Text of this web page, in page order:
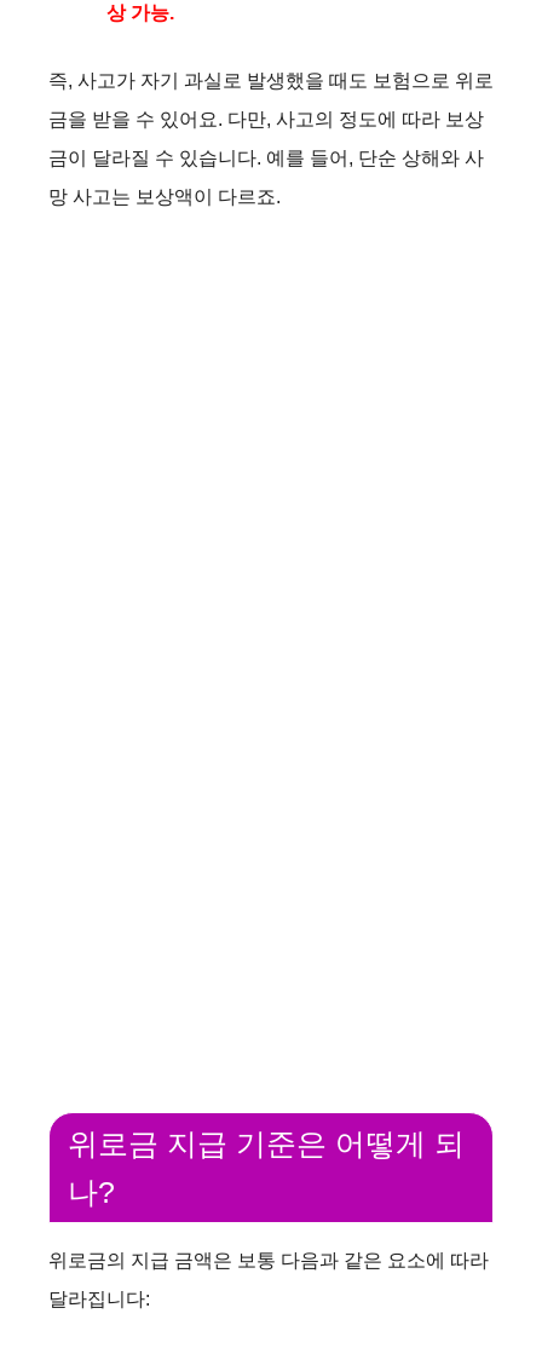
상 가능.
즉, 사고가 자기 과실로 발생했을 때도 보험으로 위로
금을 받을 수 있어요. 다만, 사고의 정도에 따라 보상
금이 달라질 수 있습니다. 예를 들어, 단순 상해와 사
망 사고는 보상액이 다르죠.
위로금 지급 기준은 어떻게 되
나?
위로금의 지급 금액은 보통 다음과 같은 요소에 따라
달라집니다: